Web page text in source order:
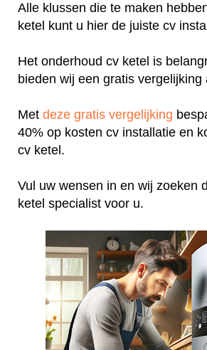
Alle klussen die te maken
ketel kunt u hier de juiste cv
Het onderhoud cv ketel is
bieden wij een gratis vergelijking
Met deze gratis vergelijking
40% op kosten cv installatie en
cv ketel.
Vul uw wensen in en wij zoeken
ketel specialist voor u.